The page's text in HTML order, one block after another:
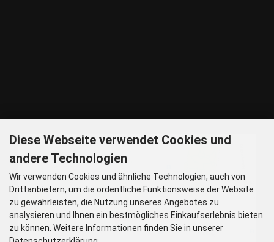
GOOGLE MAPS
Diese Webseite verwendet Cookies und
andere Technologien
Wir verwenden Cookies und ähnliche Technologien, auch von
Drittanbietern, um die ordentliche Funktionsweise der Website
zu gewährleisten, die Nutzung unseres Angebotes zu
analysieren und Ihnen ein bestmögliches Einkaufserlebnis bieten
zu können. Weitere Informationen finden Sie in unserer